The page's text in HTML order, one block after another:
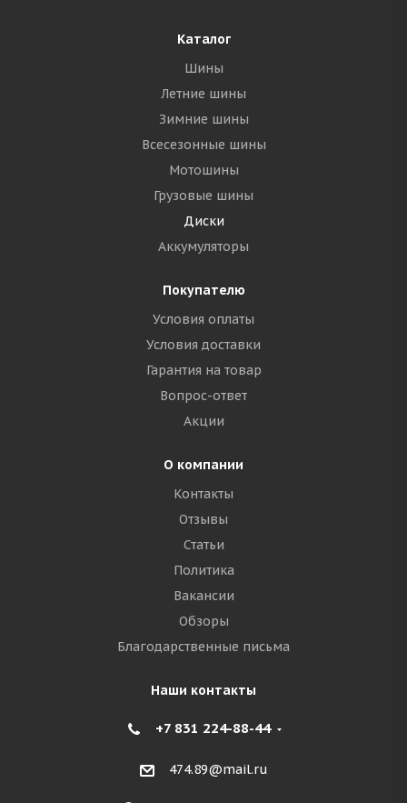
Каталог
Шины
Летние шины
Зимние шины
Всесезонные шины
Мотошины
Грузовые шины
Диски
Аккумуляторы
Покупателю
Условия оплаты
Условия доставки
Гарантия на товар
Вопрос-ответ
Акции
О компании
Контакты
Отзывы
Статьи
Политика
Вакансии
Обзоры
Благодарственные письма
Наши контакты
+7 831 224-88-44
474.89@mail.ru